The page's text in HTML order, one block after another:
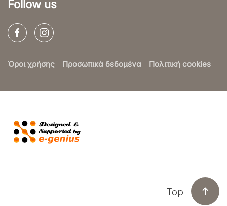
Follow us
Όροι χρήσης Προσωπικά δεδομένα Πολιτική cookies
Top